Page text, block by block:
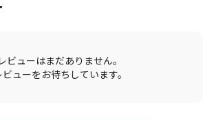
レビューはまだありません。
ビューをお待ちしています。